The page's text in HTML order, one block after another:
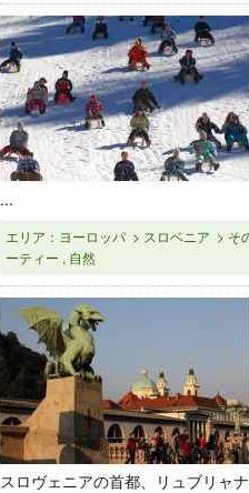
...
エリア：ヨーロッパ > スロベニア > そ
ーティー , 自然
スロヴェニアの首都、リュブリャ